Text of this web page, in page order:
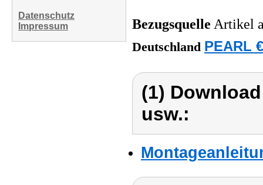
Datenschutz
Impressum
Bezugsquelle Artikel
Deutschland PEARL
(1)
usw.: